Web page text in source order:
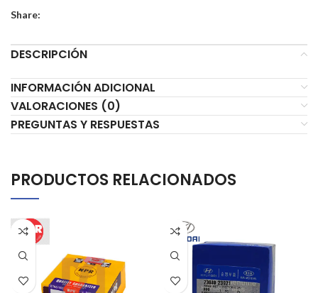
Share:
DESCRIPCIÓN
INFORMACIÓN ADICIONAL
VALORACIONES (0)
PREGUNTAS Y RESPUESTAS
PRODUCTOS RELACIONADOS